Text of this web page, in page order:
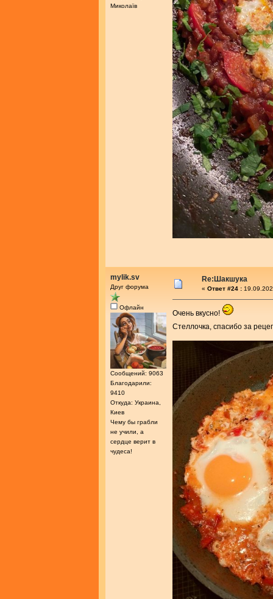
Миколаїв
mylik.sv
Друг форума
Офлайн
Сообщений: 9063
Благодарили:
9410
Откуда: Украина,
Киев
Чему бы грабли
не учили, а
сердце верит в
чудеса!
Re:Шакшука
« Ответ #24 :
Очень вкусно!
Стеллочка, спасибо за